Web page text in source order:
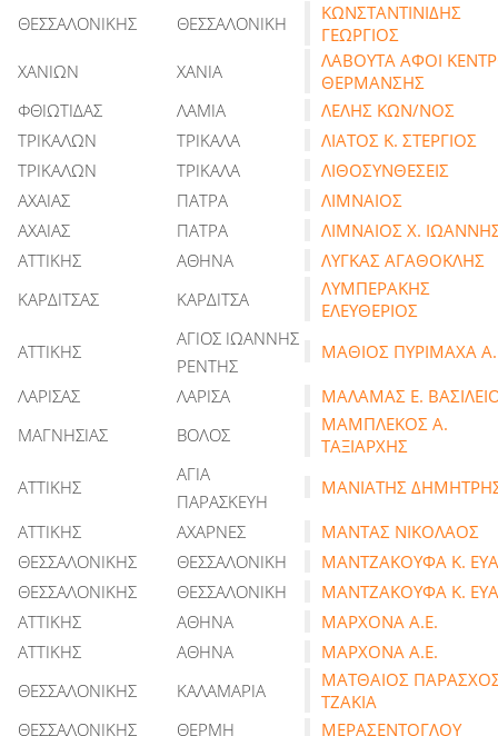
ΘΕΣΣΑΛΟΝΙΚΗΣ
ΘΕΣΣΑΛΟΝΙΚΗ
ΚΩΝΣΤΑΝΤΙΝΙΔΗΣ
ΓΕΩΡΓΙΟΣ
ΧΑΝΙΩΝ
ΧΑΝΙΑ
ΛΑΒΟΥΤΑ ΑΦΟΙ
ΘΕΡΜΑΝΣΗΣ
ΦΘΙΩΤΙΔΑΣ
ΛΑΜΙΑ
ΛΕΛΗΣ ΚΩΝ/ΝΟΣ
ΤΡΙΚΑΛΩΝ
ΤΡΙΚΑΛΑ
ΛΙΑΤΟΣ Κ. ΣΤΕΡΓΙΟΣ
ΤΡΙΚΑΛΩΝ
ΤΡΙΚΑΛΑ
ΛΙΘΟΣΥΝΘΕΣΕΙΣ
ΑΧΑΙΑΣ
ΠΑΤΡΑ
ΛΙΜΝΑΙΟΣ
ΑΧΑΙΑΣ
ΠΑΤΡΑ
ΛΙΜΝΑΙΟΣ Χ.
ΑΤΤΙΚΗΣ
ΑΘΗΝΑ
ΛΥΓΚΑΣ ΑΓΑΘΟΚΛΗΣ
ΚΑΡΔΙΤΣΑΣ
ΚΑΡΔΙΤΣΑ
ΛΥΜΠΕΡΑΚΗΣ
ΕΛΕΥΘΕΡΙΟΣ
ΑΤΤΙΚΗΣ
ΑΓΙΟΣ ΙΩΑΝΝΗΣ
ΡΕΝΤΗΣ
ΜΑΘΙΟΣ ΠΥΡΙΜΑΧΑ
ΛΑΡΙΣΑΣ
ΛΑΡΙΣΑ
ΜΑΛΑΜΑΣ Ε.
ΜΑΓΝΗΣΙΑΣ
ΒΟΛΟΣ
ΜΑΜΠΛΕΚΟΣ Α.
ΤΑΞΙΑΡΧΗΣ
ΑΤΤΙΚΗΣ
ΑΓΙΑ
ΠΑΡΑΣΚΕΥΗ
ΜΑΝΙΑΤΗΣ
ΑΤΤΙΚΗΣ
ΑΧΑΡΝΕΣ
ΜΑΝΤΑΣ ΝΙΚΟΛΑΟΣ
ΘΕΣΣΑΛΟΝΙΚΗΣ
ΘΕΣΣΑΛΟΝΙΚΗ
ΜΑΝΤΖΑΚΟΥΦΑ Κ.
ΘΕΣΣΑΛΟΝΙΚΗΣ
ΘΕΣΣΑΛΟΝΙΚΗ
ΜΑΝΤΖΑΚΟΥΦΑ Κ.
ΑΤΤΙΚΗΣ
ΑΘΗΝΑ
ΜΑΡΧΟΝΑ Α.Ε.
ΑΤΤΙΚΗΣ
ΑΘΗΝΑ
ΜΑΡΧΟΝΑ Α.Ε.
ΘΕΣΣΑΛΟΝΙΚΗΣ
ΚΑΛΑΜΑΡΙΑ
ΜΑΤΘΑΙΟΣ
ΤΖΑΚΙΑ
ΘΕΣΣΑΛΟΝΙΚΗΣ
ΘΕΡΜΗ ΜΕΡΑΣΕΝΤΟΓΛΟΥ